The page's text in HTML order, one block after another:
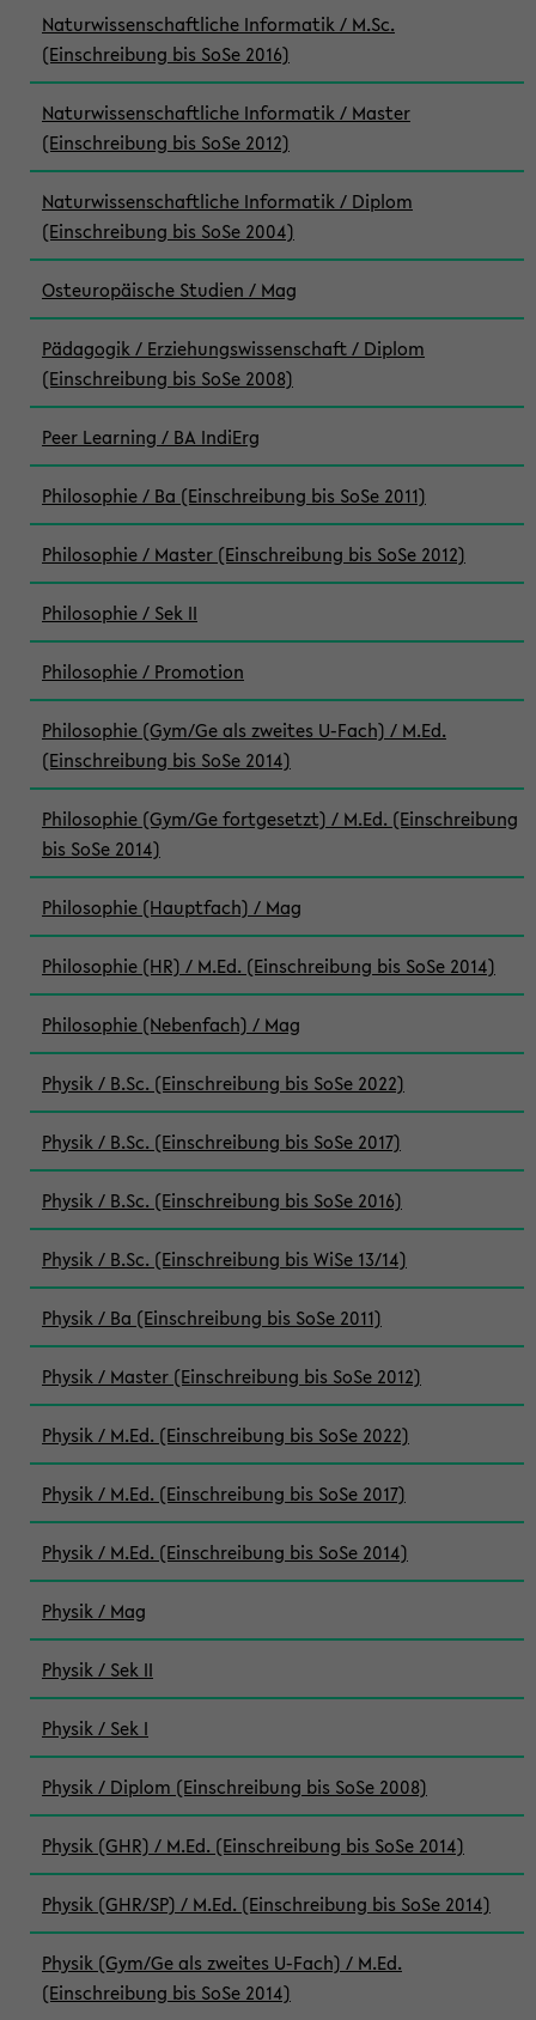
Naturwissenschaftliche Informatik / M.Sc.
(Einschreibung bis SoSe 2016)
Naturwissenschaftliche Informatik / Master
(Einschreibung bis SoSe 2012)
Naturwissenschaftliche Informatik / Diplom
(Einschreibung bis SoSe 2004)
Osteuropäische Studien / Mag
Pädagogik / Erziehungswissenschaft / Diplom
(Einschreibung bis SoSe 2008)
Peer Learning / BA IndiErg
Philosophie / Ba (Einschreibung bis SoSe 2011)
Philosophie / Master (Einschreibung bis SoSe 2012)
Philosophie / Sek II
Philosophie / Promotion
Philosophie (Gym/Ge als zweites U-Fach) / M.Ed.
(Einschreibung bis SoSe 2014)
Philosophie (Gym/Ge fortgesetzt) / M.Ed. (Einschreibung
bis SoSe 2014)
Philosophie (Hauptfach) / Mag
Philosophie (HR) / M.Ed. (Einschreibung bis SoSe 2014)
Philosophie (Nebenfach) / Mag
Physik / B.Sc. (Einschreibung bis SoSe 2022)
Physik / B.Sc. (Einschreibung bis SoSe 2017)
Physik / B.Sc. (Einschreibung bis SoSe 2016)
Physik / B.Sc. (Einschreibung bis WiSe 13/14)
Physik / Ba (Einschreibung bis SoSe 2011)
Physik / Master (Einschreibung bis SoSe 2012)
Physik / M.Ed. (Einschreibung bis SoSe 2022)
Physik / M.Ed. (Einschreibung bis SoSe 2017)
Physik / M.Ed. (Einschreibung bis SoSe 2014)
Physik / Mag
Physik / Sek II
Physik / Sek I
Physik / Diplom (Einschreibung bis SoSe 2008)
Physik (GHR) / M.Ed. (Einschreibung bis SoSe 2014)
Physik (GHR/SP) / M.Ed. (Einschreibung bis SoSe 2014)
Physik (Gym/Ge als zweites U-Fach) / M.Ed.
(Einschreibung bis SoSe 2014)